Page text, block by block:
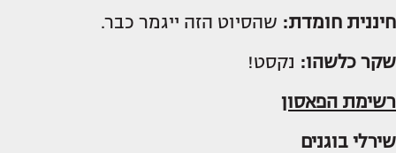
חיננית חומדת: שהסיוט הזה ייגמר כבר.
שקר כלשהו: נקסט!
רשימת הפאסון
שירלי בוגנים